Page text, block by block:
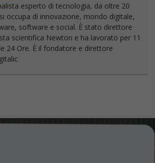
esperto di tecnologia, da oltre 20
occupa di innovazione, mondo digitale,
software e social. È stato direttore
scientifica Newton e ha lavorato per 11
24 Ore. È il fondatore e direttore